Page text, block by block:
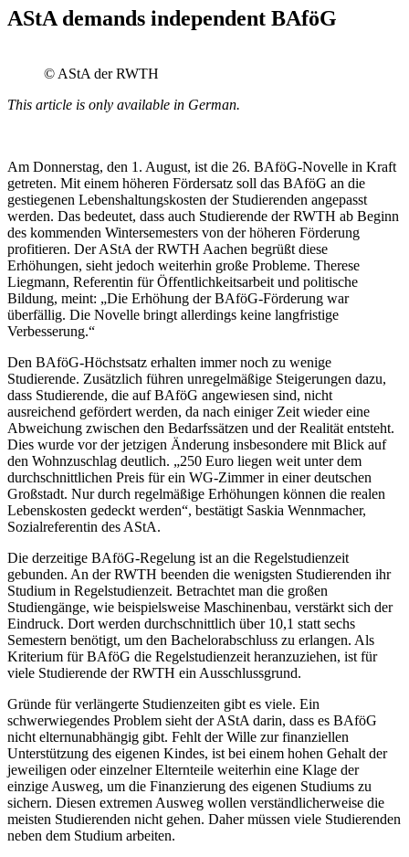
AStA demands independent BAföG
© AStA der RWTH
This article is only available in German.
Am Donnerstag, den 1. August, ist die 26. BAföG-Novelle in Kraft
getreten. Mit einem höheren Fördersatz soll das BAföG an die
gestiegenen Lebenshaltungskosten der Studierenden angepasst
werden. Das bedeutet, dass auch Studierende der RWTH ab Beginn
des kommenden Wintersemesters von der höheren Förderung
profitieren. Der AStA der RWTH Aachen begrüßt diese
Erhöhungen, sieht jedoch weiterhin große Probleme. Therese
Liegmann, Referentin für Öffentlichkeitsarbeit und politische
Bildung, meint: „Die Erhöhung der BAföG-Förderung war
überfällig. Die Novelle bringt allerdings keine langfristige
Verbesserung.“
Den BAföG-Höchstsatz erhalten immer noch zu wenige
Studierende. Zusätzlich führen unregelmäßige Steigerungen dazu,
dass Studierende, die auf BAföG angewiesen sind, nicht
ausreichend gefördert werden, da nach einiger Zeit wieder eine
Abweichung zwischen den Bedarfssätzen und der Realität entsteht.
Dies wurde vor der jetzigen Änderung insbesondere mit Blick auf
den Wohnzuschlag deutlich. „250 Euro liegen weit unter dem
durchschnittlichen Preis für ein WG-Zimmer in einer deutschen
Großstadt. Nur durch regelmäßige Erhöhungen können die realen
Lebenskosten gedeckt werden“, bestätigt Saskia Wennmacher,
Sozialreferentin des AStA.
Die derzeitige BAföG-Regelung ist an die Regelstudienzeit
gebunden. An der RWTH beenden die wenigsten Studierenden ihr
Studium in Regelstudienzeit. Betrachtet man die großen
Studiengänge, wie beispielsweise Maschinenbau, verstärkt sich der
Eindruck. Dort werden durchschnittlich über 10,1 statt sechs
Semestern benötigt, um den Bachelorabschluss zu erlangen. Als
Kriterium für BAföG die Regelstudienzeit heranzuziehen, ist für
viele Studierende der RWTH ein Ausschlussgrund.
Gründe für verlängerte Studienzeiten gibt es viele. Ein
schwerwiegendes Problem sieht der AStA darin, dass es BAföG
nicht elternunabhängig gibt. Fehlt der Wille zur finanziellen
Unterstützung des eigenen Kindes, ist bei einem hohen Gehalt der
jeweiligen oder einzelner Elternteile weiterhin eine Klage der
einzige Ausweg, um die Finanzierung des eigenen Studiums zu
sichern. Diesen extremen Ausweg wollen verständlicherweise die
meisten Studierenden nicht gehen. Daher müssen viele Studierenden
neben dem Studium arbeiten.